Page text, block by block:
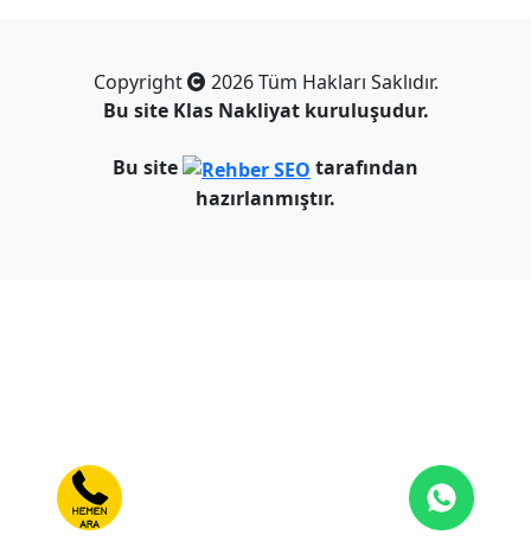
Copyright
2026 Tüm Hakları Saklıdır.
Bu site Klas Nakliyatkuruluşudur.
Bu site
tarafından
hazırlanmıştır.